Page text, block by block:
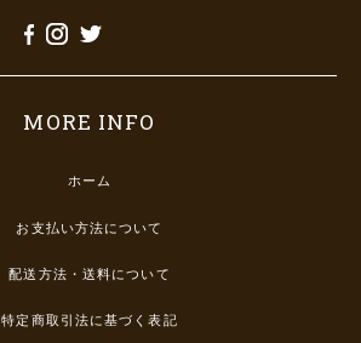
MORE INFO
ホーム
お支払い方法について
配送方法・送料について
特定商取引法に基づく表記